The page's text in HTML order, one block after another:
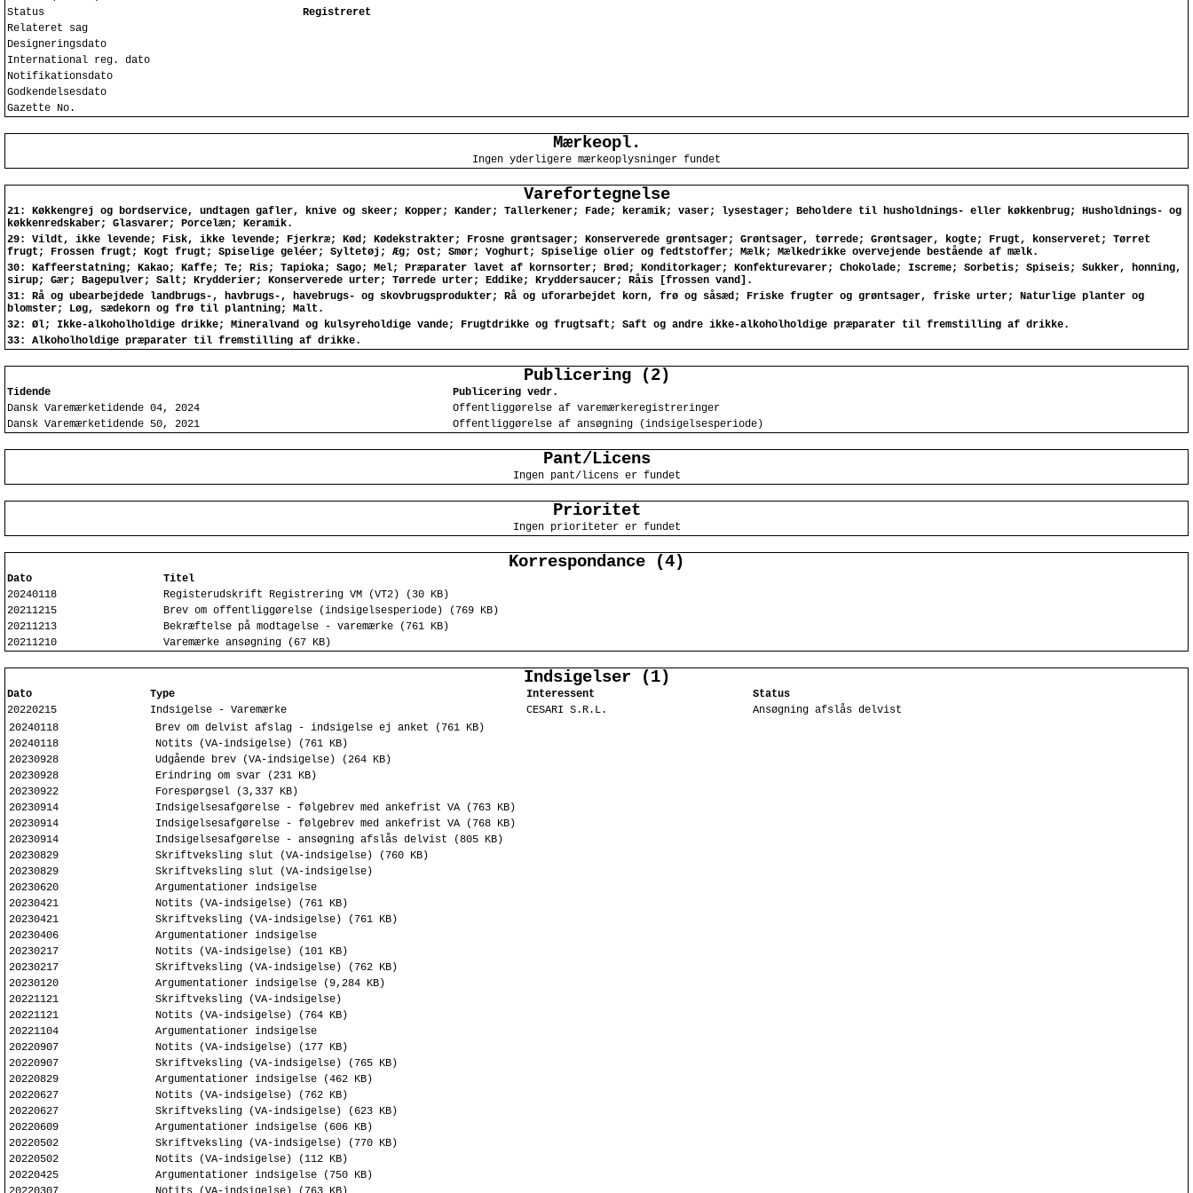
Status
Registreret
Relateret sag
Designeringsdato
International reg. dato
Notifikationsdato
Godkendelsesdato
Gazette No.
Mærkeopl.
Ingen yderligere mærkeoplysninger fundet
Varefortegnelse
21: Køkkengrej og bordservice, undtagen gafler, knive og skeer; Kopper; Kander; Tallerkener; Fade; keramik; vaser; lysestager; Beholdere til husholdnings- eller køkkenbrug; Husholdnings- og
køkkenredskaber; Glasvarer; Porcelæn; Keramik.
29: Vildt, ikke levende; Fisk, ikke levende; Fjerkræ; Kød; Kødekstrakter; Frosne grøntsager; Konserverede grøntsager; Grøntsager, tørrede; Grøntsager, kogte; Frugt, konserveret; Tørret
frugt; Frossen frugt; Kogt frugt; Spiselige geléer; Syltetøj; Æg; Ost; Smør; Yoghurt; Spiselige olier og fedtstoffer; Mælk; Mælkedrikke overvejende bestående af mælk.
30: Kaffeerstatning; Kakao; Kaffe; Te; Ris; Tapioka; Sago; Mel; Præparater lavet af kornsorter; Brød; Konditorkager; Konfekturevarer; Chokolade; Iscreme; Sorbetis; Spiseis; Sukker, honning,
sirup; Gær; Bagepulver; Salt; Krydderier; Konserverede urter; Tørrede urter; Eddike; Kryddersaucer; Råis [frossen vand].
31: Rå og ubearbejdede landbrugs-, havbrugs-, havebrugs- og skovbrugsprodukter; Rå og uforarbejdet korn, frø og såsæd; Friske frugter og grøntsager, friske urter; Naturlige planter og
blomster; Løg, sædekorn og frø til plantning; Malt.
32: Øl; Ikke-alkoholholdige drikke; Mineralvand og kulsyreholdige vande; Frugtdrikke og frugtsaft; Saft og andre ikke-alkoholholdige præparater til fremstilling af drikke.
33: Alkoholholdige præparater til fremstilling af drikke.
Publicering (2)
Tidende
Publicering vedr.
Dansk Varemærketidende 04, 2024
Offentliggørelse af varemærkeregistreringer
Dansk Varemærketidende 50, 2021
Offentliggørelse af ansøgning (indsigelsesperiode)
Pant/Licens
Ingen pant/licens er fundet
Prioritet
Ingen prioriteter er fundet
Korrespondance (4)
Dato
Titel
20240118
Registerudskrift Registrering VM (VT2) (30 KB)
20211215
Brev om offentliggørelse (indsigelsesperiode) (769 KB)
20211213
Bekræftelse på modtagelse - varemærke (761 KB)
20211210
Varemærke ansøgning (67 KB)
Indsigelser (1)
Dato Type Interessent
Status
20220215
Indsigelse - Varemærke CESARI S.R.L.
Ansøgning afslås delvist
20240118
Brev om delvist afslag - indsigelse ej anket (761 KB)
20240118
Notits (VA-indsigelse) (761 KB)
20230928
Udgående brev (VA-indsigelse) (264 KB)
20230928
Erindring om svar (231 KB)
20230922
Forespørgsel (3,337 KB)
20230914
Indsigelsesafgørelse - følgebrev med ankefrist VA (763 KB)
20230914
Indsigelsesafgørelse - følgebrev med ankefrist VA (768 KB)
20230914
Indsigelsesafgørelse - ansøgning afslås delvist (805 KB)
20230829
Skriftveksling slut (VA-indsigelse) (760 KB)
20230829
Skriftveksling slut (VA-indsigelse)
20230620
Argumentationer indsigelse
20230421
Notits (VA-indsigelse) (761 KB)
20230421
Skriftveksling (VA-indsigelse) (761 KB)
20230406
Argumentationer indsigelse
20230217
Notits (VA-indsigelse) (101 KB)
20230217
Skriftveksling (VA-indsigelse) (762 KB)
20230120
Argumentationer indsigelse (9,284 KB)
20221121
Skriftveksling (VA-indsigelse)
20221121
Notits (VA-indsigelse) (764 KB)
20221104
Argumentationer indsigelse
20220907
Notits (VA-indsigelse) (177 KB)
20220907
Skriftveksling (VA-indsigelse) (765 KB)
20220829
Argumentationer indsigelse (462 KB)
20220627
Notits (VA-indsigelse) (762 KB)
20220627
Skriftveksling (VA-indsigelse) (623 KB)
20220609
Argumentationer indsigelse (606 KB)
20220502
Skriftveksling (VA-indsigelse) (770 KB)
20220502
Notits (VA-indsigelse) (112 KB)
20220425
Argumentationer indsigelse (750 KB)